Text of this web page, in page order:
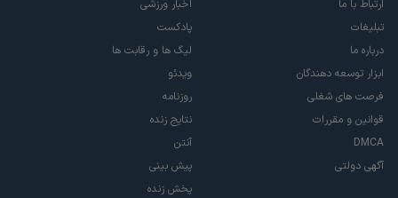
ارتباط با ما
تبلیغات
درباره ما
ابزار توسعه دهندگان
فرصت های شغلی
قوانین و مقررات
DMCA
آگهی دولتی
اخبار ورزشی
پادکست
لیگ ها و رقابت ها
ویدئو
روزنامه
نتایج زنده
آنتن
پیش بینی
پخش زنده